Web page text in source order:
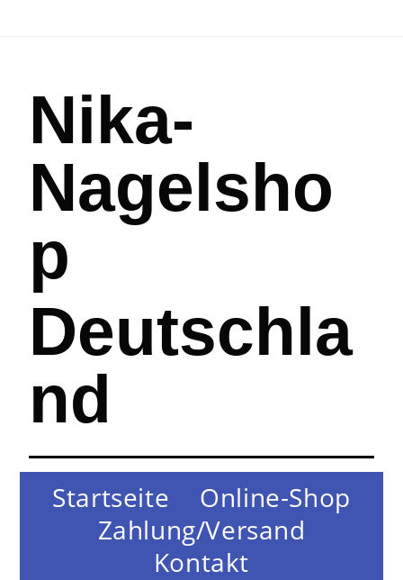
Nika-
Nagelsho
p
Deutschla
nd
Startseite
Online-Shop
Zahlung/Versand
Kontakt